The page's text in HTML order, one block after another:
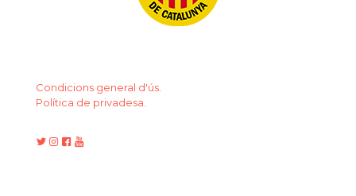
Condicions general d'ús.
Política de privadesa.